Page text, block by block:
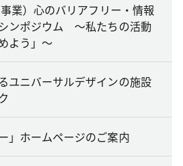
事業）心のバリアフリー・情報
ンポジウム ～私たちの活動
よう」～
ユニバーサルデザインの施設
」ホームページのご案内